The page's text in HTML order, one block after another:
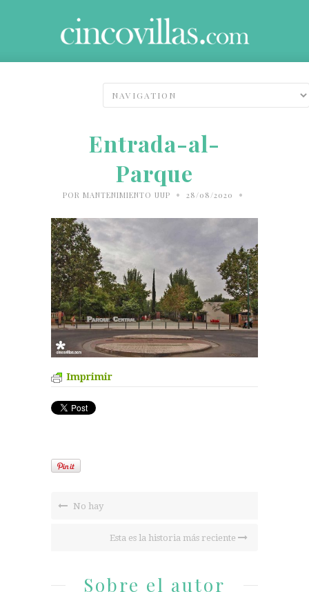
Entrada-al-
Parque
POR MANTENIMIENTO UUP • 28/08/2020 •
Imprimir
No hay
Esta es la historia más reciente
Sobre el autor